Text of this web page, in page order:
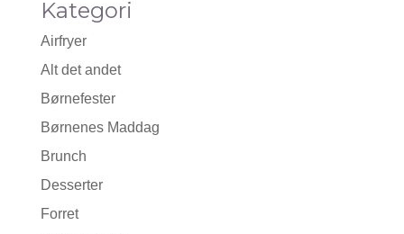
Kategori
Airfryer
Alt det andet
Børnefester
Børnenes Maddag
Brunch
Desserter
Forret